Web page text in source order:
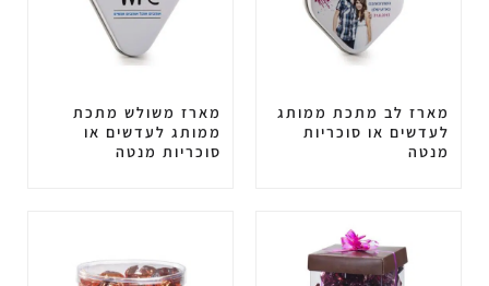
מארז לב מתכת ממותג
לעדשים או סוכריות
מנטה
מארז משולש מתכת
ממותג לעדשים או
סוכריות מנטה